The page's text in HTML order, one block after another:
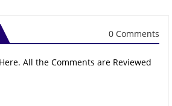
0 Comments
All the Comments are Reviewed